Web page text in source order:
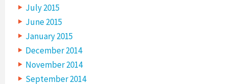
July 2015
June 2015
January 2015
December 2014
November 2014
September 2014